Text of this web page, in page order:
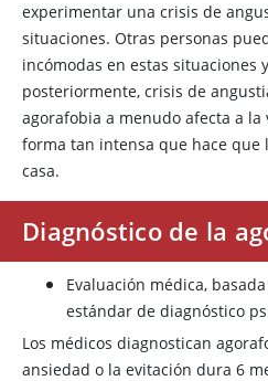
experimentar una crisis de
situaciones. Otras personas
incómodas en estas situaciones
posteriormente, crisis de
agorafobia a menudo afecta a
forma tan intensa que hace que
casa.
Diagnóstico de la
Evaluación médica,
estándar de diagnóstico
Los médicos diagnostican
ansiedad o la evitación dura 6